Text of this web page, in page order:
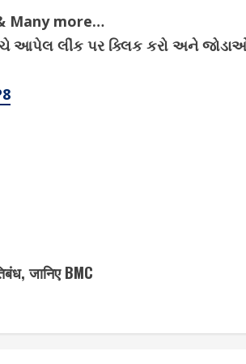
Many more…
આપેલ લીંક પર ક્લિક કરો અને
जानिए BMC